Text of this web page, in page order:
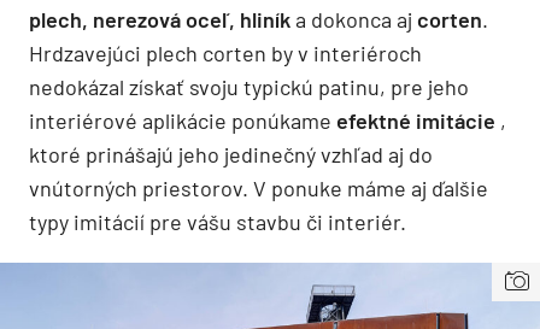
plech, nerezová oceľ, hliníka dokonca aj corten.
Hrdzavejúci plech corten by v interiéroch
nedokázal získať svoju typickú patinu, pre jeho
interiérové aplikácie ponúkame efektné imitácie ,
ktoré prinášajú jeho jedinečný vzhľad aj do
vnútorných priestorov. V ponuke máme aj ďalšie
typy imitácií pre vášu stavbu či interiér.